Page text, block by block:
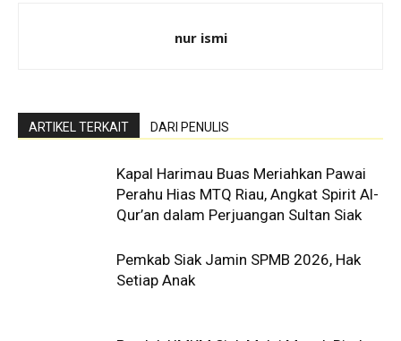
nur ismi
ARTIKEL TERKAIT DARI PENULIS
Kapal Harimau Buas Meriahkan Pawai
Perahu Hias MTQ Riau, Angkat Spirit Al-
Qur’an dalam Perjuangan Sultan Siak
Pemkab Siak Jamin SPMB 2026, Hak
Setiap Anak